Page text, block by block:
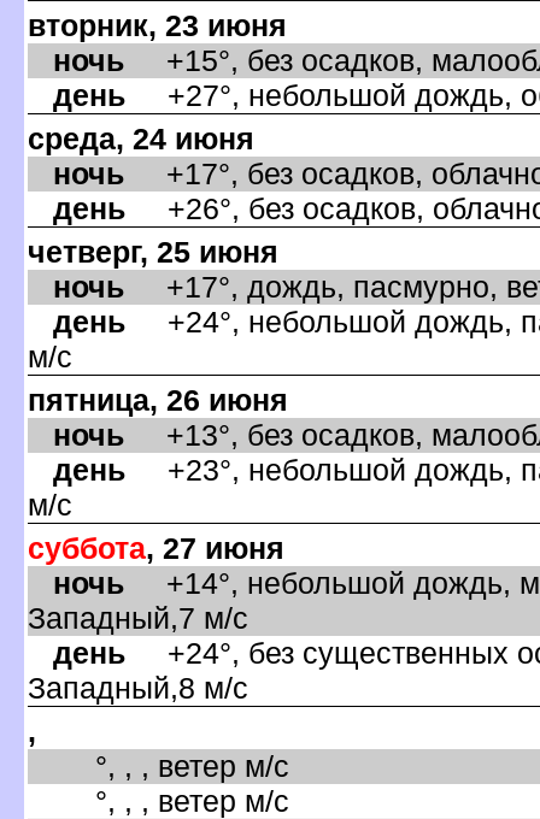
торник, 23 июня
ночь +15°, без осадков,
день +27°, небольшой дождь,
среда, 24 июня
ночь +17°, без осадков,
день +26°, без осадков,
четверг, 25 июня
ночь +17°, дождь, пасмурно,
день +24°, небольшой дождь,
м/с
пятница, 26 июня
ночь +13°, без осадков,
день +23°, небольшой дождь,
м/с
суббота, 27 июня
ночь +14°, небольшой дождь,
Западный,7 м/с
день +24°, без существенных
Западный,8 м/с
,
°, , , ветер м/с
°, , , ветер м/с